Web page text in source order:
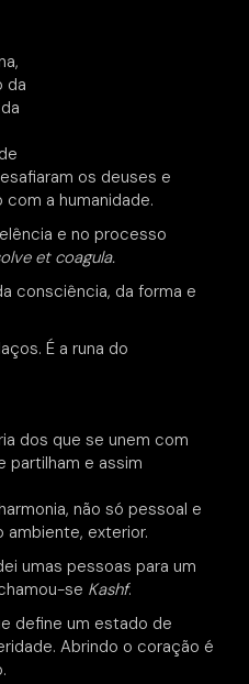
da
os deuses e
a humanidade.
e no processo
et coagula.
consciência, da forma e
É a runa do
dos que se unem com
partilham e assim
não só pessoal e
exterior.
umas pessoas para um
se Kashf.
define um estado de
Abrindo o coração é